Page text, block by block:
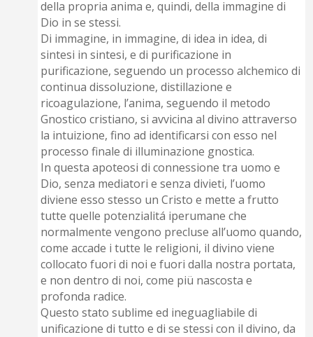
della propria anima e, quindi, della immagine di
Dio in se stessi.
Di immagine, in immagine, di idea in idea, di
sintesi in sintesi, e di purificazione in
purificazione, seguendo un processo alchemico di
continua dissoluzione, distillazione e
ricoagulazione, l’anima, seguendo il metodo
Gnostico cristiano, si avvicina al divino attraverso
la intuizione, fino ad identificarsi con esso nel
processo finale di illuminazione gnostica.
In questa apoteosi di connessione tra uomo e
Dio, senza mediatori e senza divieti, l’uomo
diviene esso stesso un Cristo e mette a frutto
tutte quelle potenzialitá iperumane che
normalmente vengono precluse all’uomo quando,
come accade i tutte le religioni, il divino viene
collocato fuori di noi e fuori dalla nostra portata,
e non dentro di noi, come piü nascosta e
profonda radice.
Questo stato sublime ed ineguagliabile di
unificazione di tutto e di se stessi con il divino, da